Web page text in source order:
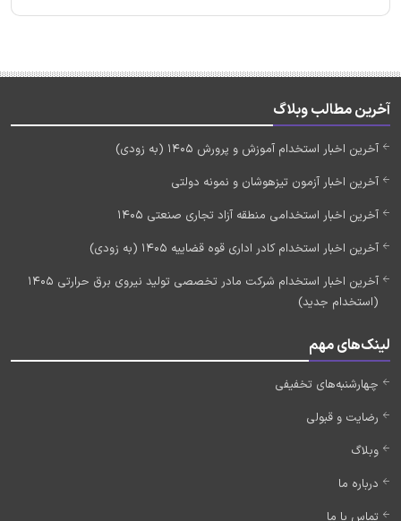
آخرین مطالب وبلاگ
آخرین اخبار استخدام آموزش و پرورش 1405 (به زودی)
آخرین اخبار آزمون تیزهوشان و نمونه دولتی
آخرین اخبار استخدامی منطقه آزاد تجاری صنعتی 1405
آخرین اخبار استخدام کادر اداری قوه قضاییه 1405 (به زودی)
آخرین اخبار استخدام شرکت مادر تخصصی تولید نیروی برق حرارتی 1405
(استخدام جدید)
لینک‌های مهم
چهارشنبه‌های تخفیفی
رضایت و قبولی
وبلاگ
درباره ما
تماس با ما